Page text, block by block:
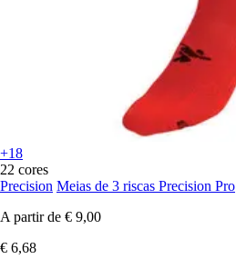
+18
22 cores
Precision Meias de 3 riscas Precision Pro
A partir de € 9,00
€ 6,68